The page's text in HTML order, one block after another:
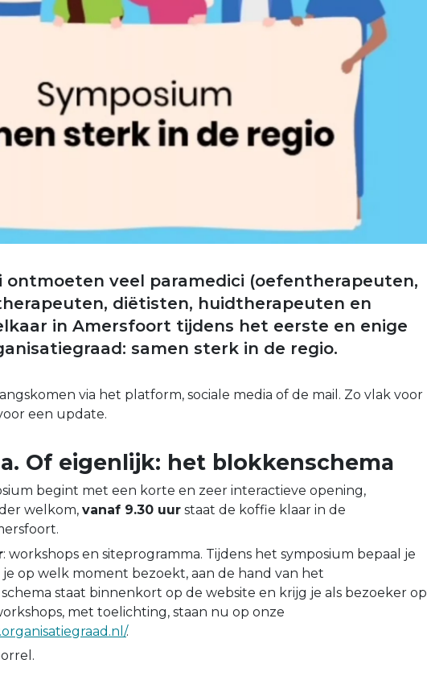
ontmoeten veel paramedici (oefentherapeuten,
diëtisten, huidtherapeuten en
in Amersfoort tijdens het eerste en enige
samen sterk in de regio.
via het platform, sociale media of de mail. Zo vlak voor
een update.
Of eigenlijk: het blokkenschema
begint met een korte en zeer interactieve opening,
welkom, vanaf 9.30 uur staat de koffie klaar in de
: workshops en siteprogramma. Tijdens het symposium bepaal je
op welk moment bezoekt, aan de hand van het
staat binnenkort op de website en krijg je als bezoeker op
met toelichting, staan nu op onze
.